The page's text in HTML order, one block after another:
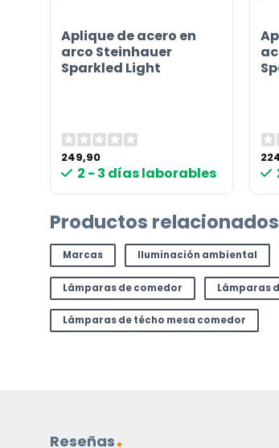
Contáctenos. Puede comunicarse
correo electrónico a
Aplique de acero en
arco Steinhauer
Sparkled Light
249,90
2 - 3 días laborables
Productos relacionados
Marcas Iluminación ambiental
Lámparas de comedor Lámparas
Lámparas de técho mesa comedor
Reseñas